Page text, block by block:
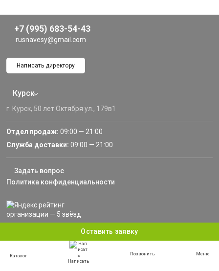
Оставить заявку
Каталог
Написать
Позвонить Меню
+7 (995) 683-54-43
rusnavesy@gmail.com
Написать директору
Курск
г. Курск, 50 лет Октября ул., 179в1
Отдел продаж: 09:00 — 21:00
Служба доставки: 09:00 — 21:00
Задать вопрос
Политика конфиденциальности
Информация, представленная на сайте, не является публичной офертой, и носит
© 2013–2024 «Русские Навесы» — Курск, Курская область. Все права защищены.